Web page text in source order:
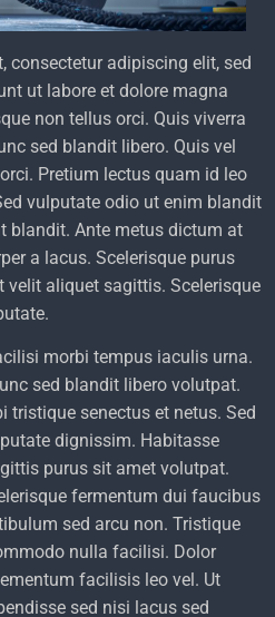
consectetur adipiscing elit, sed
ut labore et dolore magna
non tellus orci. Quis viverra
sed blandit libero. Quis vel
Pretium lectus quam id leo
vulputate odio ut enim blandit
blandit. Ante metus dictum at
a lacus. Scelerisque purus
velit aliquet sagittis. Scelerisque
morbi tempus iaculis urna.
sed blandit libero volutpat.
tristique senectus et netus. Sed
dignissim. Habitasse
purus sit amet volutpat.
fermentum dui faucibus
sed arcu non. Tristique
nulla facilisi. Dolor
facilisis leo vel. Ut
sed nisi lacus sed